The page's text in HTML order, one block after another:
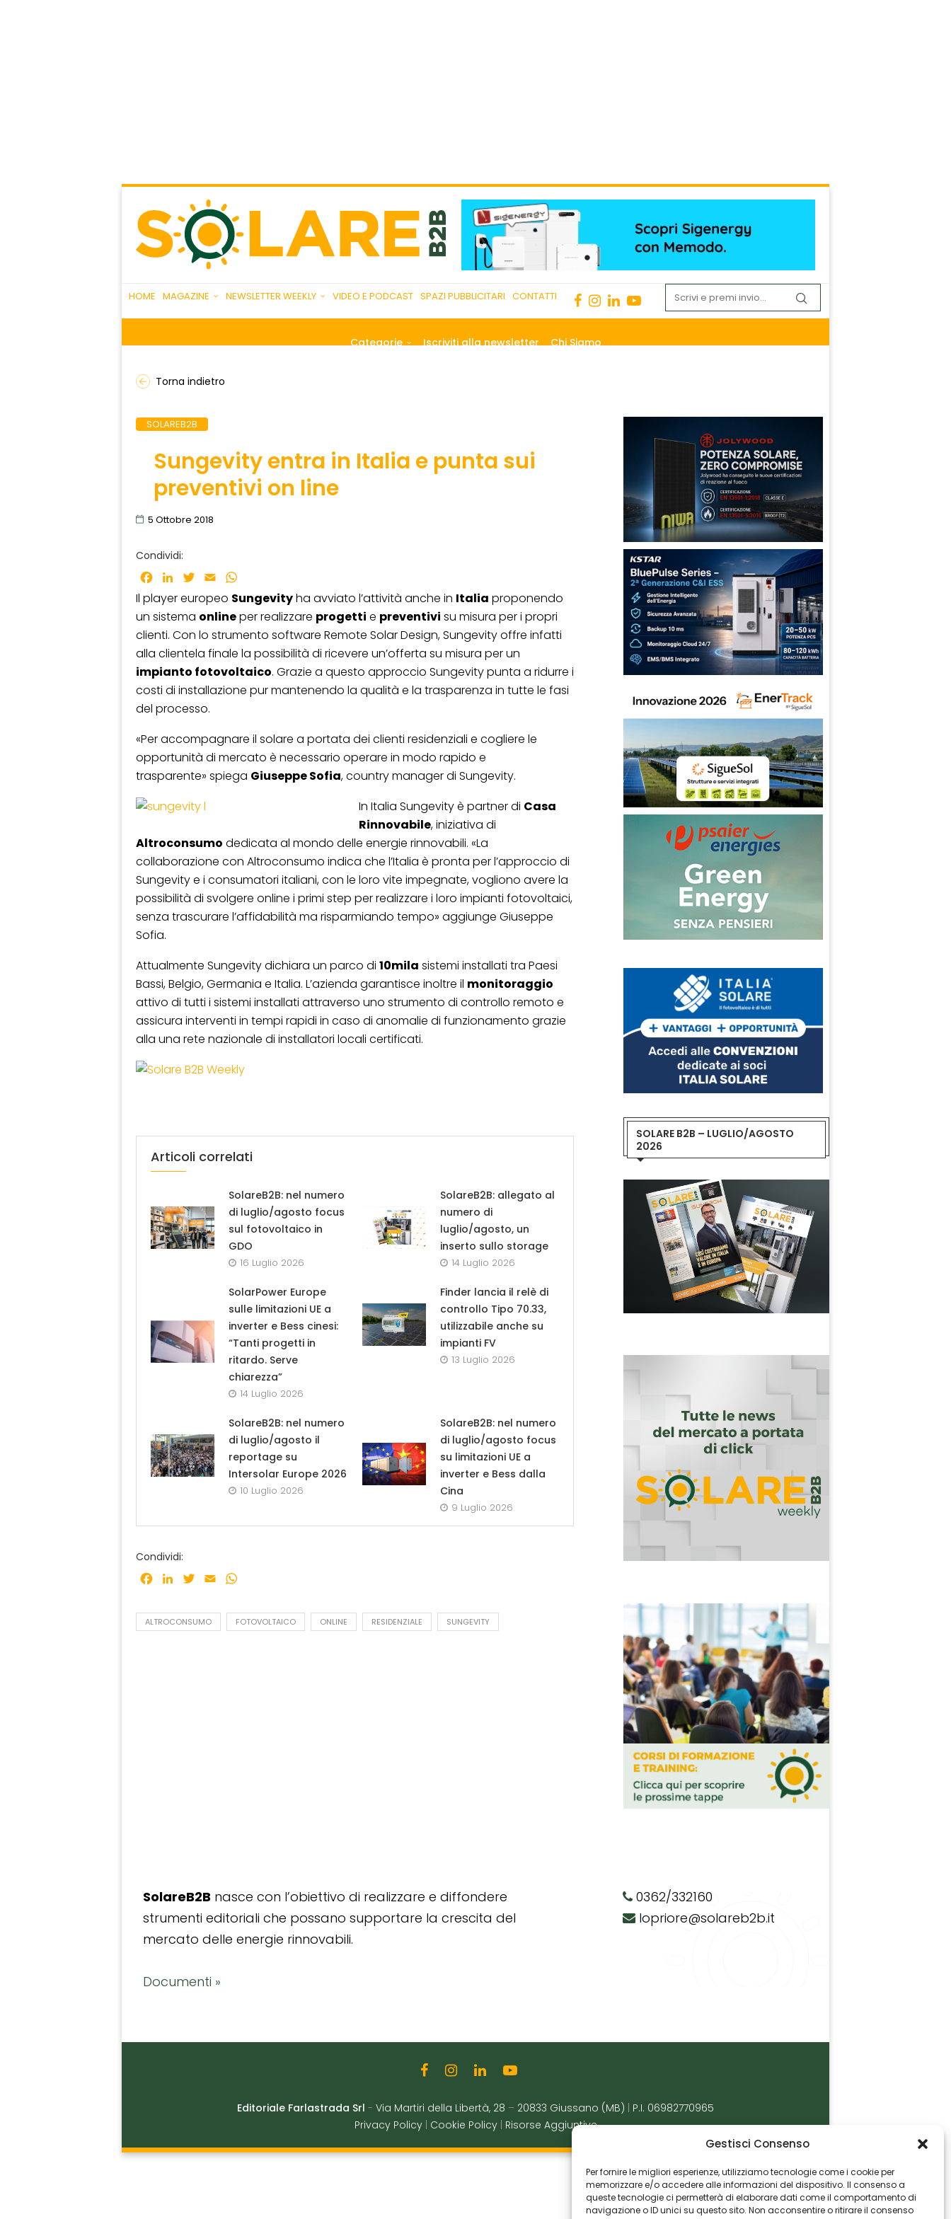
Gestisci Consenso
Per fornire le migliori esperienze, utilizziamo tecnologie come i cookie per
memorizzare e/o accedere alle informazioni del dispositivo. Il consenso a
queste tecnologie ci permetterà di elaborare dati come il comportamento di
navigazione o ID unici su questo sito. Non acconsentire o ritirare il consenso
HOME MAGAZINE NEWSLETTER WEEKLY VIDEO E PODCAST SPAZI PUBBLICITARI CONTATTI
Categorie Iscriviti alla newsletter Chi Siamo
Torna indietro
SOLAREB2B
Sungevity entra in Italia e punta sui
preventivi on line
5 Ottobre 2018
Condividi:
Facebook
LinkedInTwitter
Email
Il player europeo Sungevityha avviato l’attività anche in Italia proponendo
un sistema onlineper realizzare progetti e preventivi su misura per i propri
clienti. Con lo strumento software Remote Solar Design, Sungevity offre infatti
alla clientela finale la possibilità di ricevere un’offerta su misura per un
impianto fotovoltaico. Grazie a questo approccio Sungevity punta a ridurre i
costi di installazione pur mantenendo la qualità e la trasparenza in tutte le fasi
del processo.
«Per accompagnare il solare a portata dei clienti residenziali e cogliere le
opportunità di mercato è necessario operare in modo rapido e
trasparente» spiega Giuseppe Sofia, country manager di Sungevity.
In Italia Sungevity è partner di Casa
Rinnovabile, iniziativa di
Altroconsumo dedicata al mondo delle energie rinnovabili. «La
collaborazione con Altroconsumo indica che l’Italia è pronta per l’approccio di
Sungevity e i consumatori italiani, con le loro vite impegnate, vogliono avere la
possibilità di svolgere online i primi step per realizzare i loro impianti fotovoltaici,
senza trascurare l’affidabilità ma risparmiando tempo» aggiunge Giuseppe
Sofia.
Attualmente Sungevity dichiara un parco di 10mila sistemi installati tra Paesi
Bassi, Belgio, Germania e Italia. L’azienda garantisce inoltre il monitoraggio
attivo di tutti i sistemi installati attraverso uno strumento di controllo remoto e
assicura interventi in tempi rapidi in caso di anomalie di funzionamento grazie
alla una rete nazionale di installatori locali certificati.
Articoli correlati
SolareB2B: nel numero
di luglio/agosto focus
sul fotovoltaico in
GDO
16 Luglio 2026
SolareB2B: allegato al
numero di
luglio/agosto, un
inserto sullo storage
14 Luglio 2026
SolarPower Europe
sulle limitazioni UE a
inverter e Bess cinesi:
“Tanti progetti in
ritardo. Serve
chiarezza”
14 Luglio 2026
Finder lancia il relè di
controllo Tipo 70.33,
utilizzabile anche su
impianti FV
13 Luglio 2026
SolareB2B: nel numero
di luglio/agosto il
reportage su
Intersolar Europe 2026
10 Luglio 2026
SolareB2B: nel numero
di luglio/agosto focus
su limitazioni UE a
inverter e Bess dalla
Cina
9 Luglio 2026
Condividi:
Facebook
LinkedInTwitter
Email
ALTROCONSUMO FOTOVOLTAICO ONLINE RESIDENZIALE SUNGEVITY
SOLARE B2B – LUGLIO/AGOSTO
2026
SolareB2B nasce con l’obiettivo di realizzare e diffondere
strumenti editoriali che possano supportare la crescita del
mercato delle energie rinnovabili.
Documenti »
0362/332160
lopriore@solareb2b.it
Editoriale Farlastrada Srl - Via Martiri della Libertà, 28 – 20833 Giussano (MB)
P.I. 06982770965
Privacy Policy
Cookie Policy Risorse Aggiuntive